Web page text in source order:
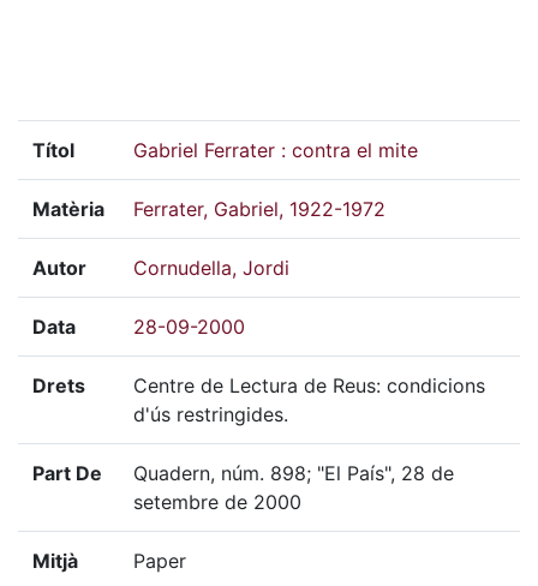
Títol Gabriel Ferrater : contra el mite
Matèria Ferrater, Gabriel, 1922-1972
Autor Cornudella, Jordi
Data 28-09-2000
Drets
Centre de Lectura de Reus: condicions
d'ús restringides.
Part De
Quadern, núm. 898; "El País", 28 de
setembre de 2000
Mitjà Paper